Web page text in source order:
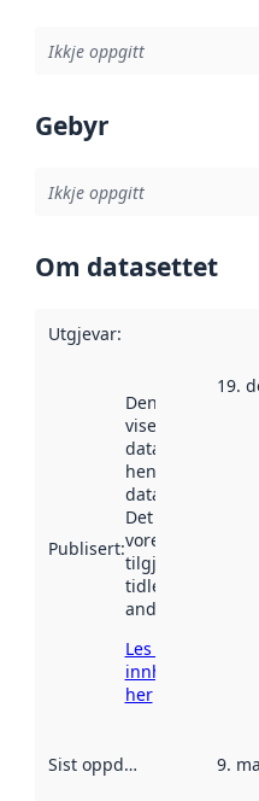
Ikkje oppgitt
Gebyr
Ikkje oppgitt
Om datasettet
Utgjevar:
Publisert:
Denne datoen
viser når
datasettet vart
henta inn av
data.norge.no.
Det kan ha
vore
tilgjengeleg
tidlegare
andre stader.
Les meir om
innhenting
her
19.
Sist oppdatert 9.